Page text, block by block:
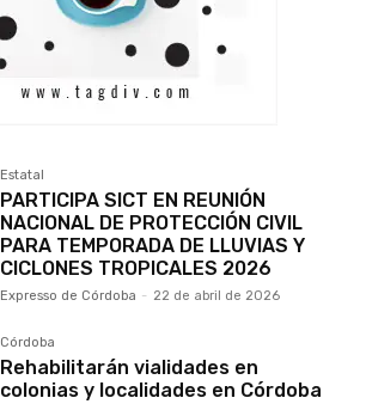
Estatal
PARTICIPA SICT EN REUNIÓN
NACIONAL DE PROTECCIÓN CIVIL
PARA TEMPORADA DE LLUVIAS Y
CICLONES TROPICALES 2026
Expresso de Córdoba - 22 de abril de 2026
Córdoba
Rehabilitarán vialidades en
colonias y localidades en Córdoba